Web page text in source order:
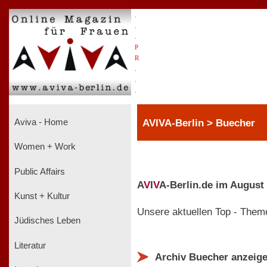
P
R
Aviva - Home
Women + Work
Public Affairs
Kunst + Kultur
Jüdisches Leben
Literatur
AVIVA-Berlin > Buecher
AVIVA-Berlin.de im August
Unsere aktuellen Top -
Archiv Buecher